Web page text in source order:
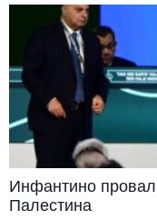
Инфантино
Палестина